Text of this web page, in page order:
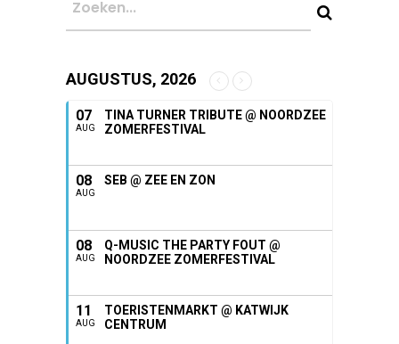
AUGUSTUS, 2026
07
AUG
TINA TURNER TRIBUTE @ NOORDZEE
ZOMERFESTIVAL
08
AUG
SEB @ ZEE EN ZON
08
AUG
Q-MUSIC THE PARTY FOUT @
NOORDZEE ZOMERFESTIVAL
11
AUG
TOERISTENMARKT @ KATWIJK
CENTRUM